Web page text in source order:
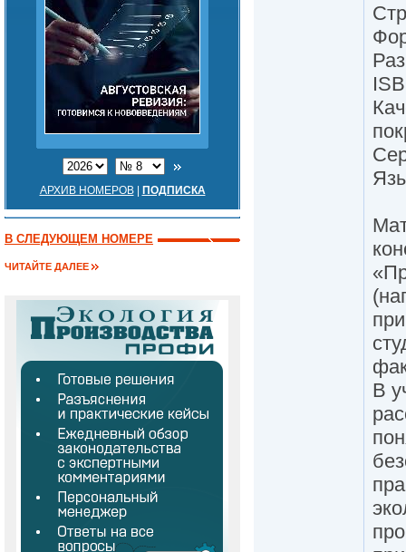
АРХИВ НОМЕРОВ| ПОДПИСКА
В СЛЕДУЮЩЕМ НОМЕРЕ
ЧИТАЙТЕ ДАЛЕЕ
В